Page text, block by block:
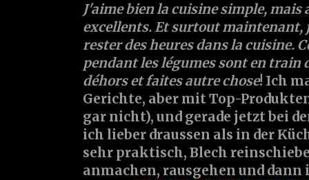
J'aime bien la cuisine simple, mais
excellents. Et surtout maintenant,
rester des heures dans la cuisine.
pendant les légumes sont en train
déhors et faites autre chose! Ich
Gerichte, aber mit Top-
gar nicht), und gerade jetzt bei
ich lieber draussen als in der
sehr praktisch, Blech
anmachen, rausgehen und